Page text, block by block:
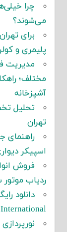
چرا
می‌شوند؟
برای
پلیمری و
مدیریت
مختلف؛
آشپزخانه
تحلیل
تهران
راهنمای
اسپیکر
فروش
ردیاب
International زبان آلمانی